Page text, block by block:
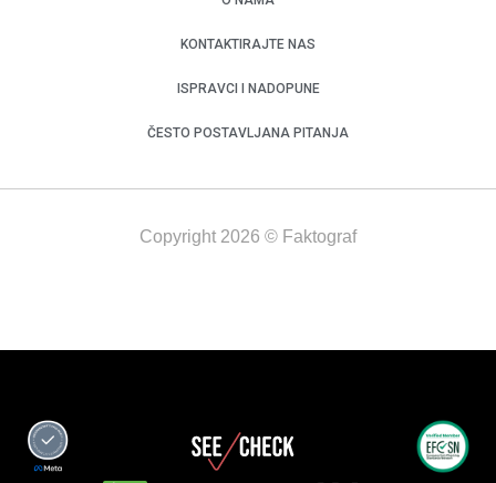
KONTAKTIRAJTE NAS
ISPRAVCI I NADOPUNE
ČESTO POSTAVLJANA PITANJA
Copyright 2026 © Faktograf